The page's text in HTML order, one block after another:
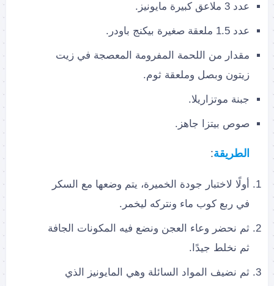
عدد 3 ملاعق كبيرة مايونيز.
عدد 1.5 ملعقة صغيرة بيكنج باودر.
مقدار من اللحمة المفرومة المعصجة في زيت
زيتون وبصل وملعقة ثوم.
جبنة موتزاريلا.
صوص بيتزا جاهز.
الطريقة:
أولًا لاختبار جودة الخميرة، يتم وضعها مع السكر
في ربع كوب ماء ونتركه ليخمر.
ثم نحضر وعاء العجن ونضع فيه المكونات الجافة
ثم نخلط جيدًا.
ثم نضيف المواد السائلة وهي المايونيز الذي